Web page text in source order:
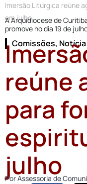
Imersão Litúrgica reúne
em julho
A Arquidiocese de
promove no dia 19 de
Comissões,
reúne
para
julho
PorAssessoria de